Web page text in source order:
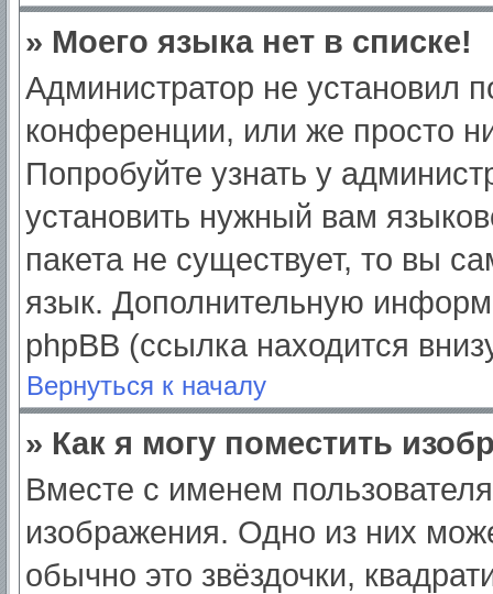
» Моего языка нет в списке!
Администратор не установил
конференции, или же просто
Попробуйте узнать у
установить нужный вам
пакета не существует, то вы
язык. Дополнительную
phpBB (ссылка находится
Вернуться к началу
» Как я могу поместить
Вместе с именем
изображения. Одно из них
обычно это звёздочки,